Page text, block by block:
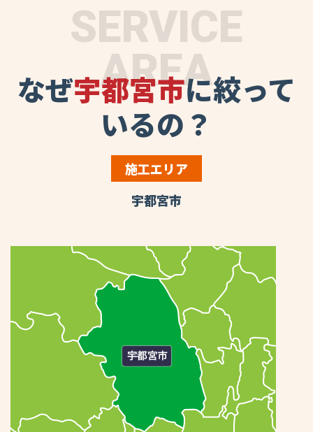
SERVICE
AREA
なぜ宇都宮市に絞って
いるの？
施工エリア
宇都宮市